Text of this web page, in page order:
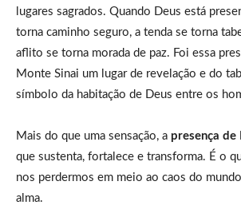
lugares sagrados. Quando Deus está
torna caminho seguro, a tenda se torna
aflito se torna morada de paz. Foi essa
Monte Sinai um lugar de revelação e do
símbolo da habitação de Deus entre os
Mais do que uma sensação, a presença de
que sustenta, fortalece e transforma. É o
nos perdermos em meio ao caos do
alma.